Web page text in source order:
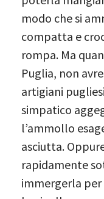
modo che si
compatta e
rompa. Ma
Puglia, non
artigiani
simpatico
l’ammollo
asciutta.
rapidamente
immergerla per